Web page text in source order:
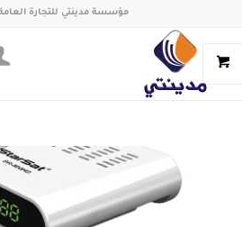
مؤسسة مدينتي للتجارة العامة